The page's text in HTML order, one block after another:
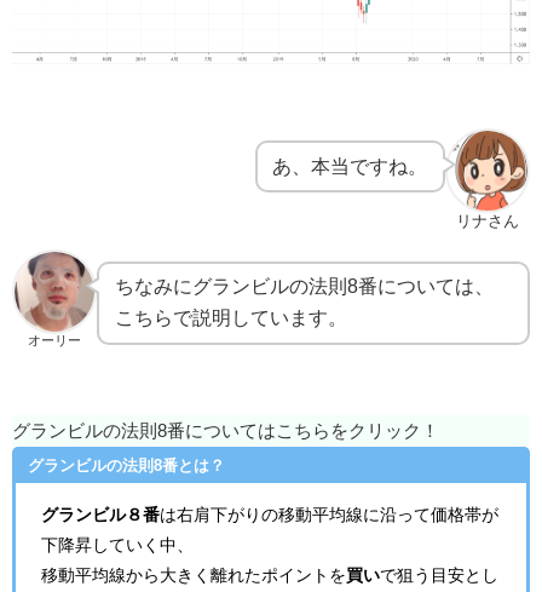
リナさん
あ、本当ですね。
オーリー
ちなみにグランビルの法則8番については、
こちらで説明しています。
グランビルの法則8番についてはこちらをクリック！
グランビルの法則8番とは？
グランビル８番は右肩下がりの移動平均線に沿って価格帯が
下降昇していく中、
移動平均線から大きく離れたポイントを買いで狙う 目安とし